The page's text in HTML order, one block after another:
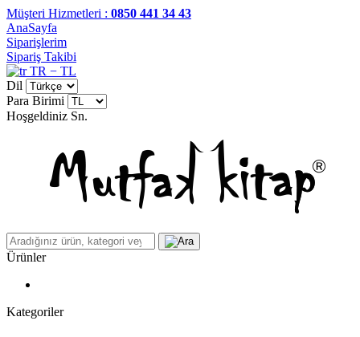
Müşteri Hizmetleri : 0850 441 34 43
AnaSayfa
Siparişlerim
Sipariş Takibi
TR − TL
Dil
Para Birimi
Hoşgeldiniz Sn.
Ürünler
Kategoriler